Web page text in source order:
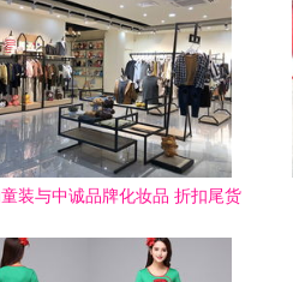
装与中诚品牌化妆品 折扣尾货